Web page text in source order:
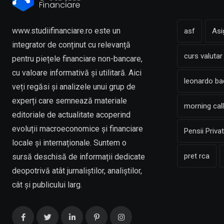
www.studiifinanciare.ro este un
integrator de conținut cu relevanță
pentru piețele financiare non-bancare,
cu valoare informativă și utilitară. Aici
veți regăsi și analizele unui grup de
experți care semnează materiale
editoriale de actualitate acoperind
evoluții macroeconomice și financiare
locale și internaționale. Suntem o
sursă deschisă de informații dedicate
deopotrivă atât jurnaliștilor, analiștilor,
cât și publicului larg.
asf
curs valutar
leonardo
morning
Pensii
pret rca